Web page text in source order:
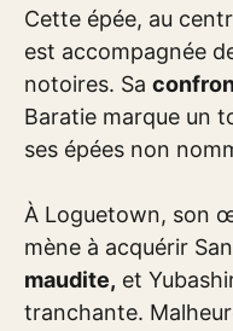
Cette épée, au
est accompagnée
notoires. Sa
Baratie marque un
ses épées non
À Loguetown, son
mène à acquérir
maudite, et
tranchante.